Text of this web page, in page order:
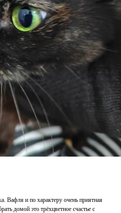
Вафля и по характеру очень приятная
домой это трёхцветное счастье с